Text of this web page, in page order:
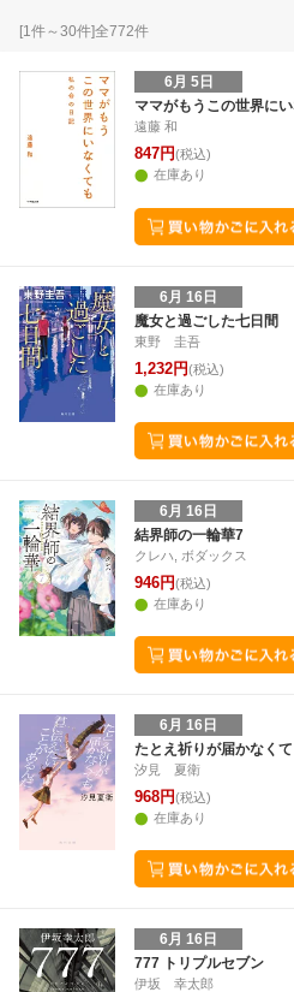
[1件～30件]全772件
6月 5日
ママがもうこの世界に
遠藤 和
847円(税込)
在庫あり
6月 16日
魔女と過ごした七日間
東野 圭吾
1,232円(税込)
在庫あり
6月 16日
結界師の一輪華7
クレハ, ボダックス
946円(税込)
在庫あり
6月 16日
たとえ祈りが届かなく
汐見 夏衛
968円(税込)
在庫あり
6月 16日
777 トリプルセブン
伊坂 幸太郎